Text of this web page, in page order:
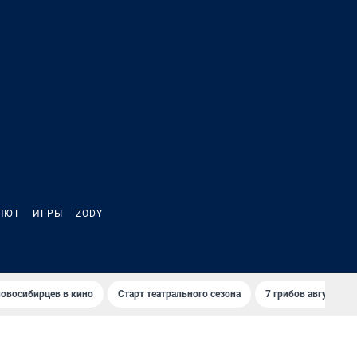
ИГРЫ ZODY
в кино Старт театрального сезона 7 грибов августа